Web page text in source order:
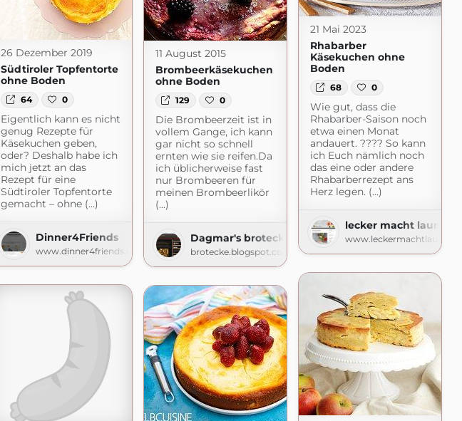
21 Mai 2023
Rhabarber
Käsekuchen ohne
Boden
68 0
Wie gut, dass die
Rhabarber-Saison noch
etwa einen Monat
andauert. ???? So kann
ich Euch nämlich noch
das eine oder andere
Rhabarberrezept ans
Herz legen. (...)
lecker macht laune
www.leckermachtlaune.de
26 Dezember 2019
Südtiroler Topfentorte
ohne Boden
64 0
Eigentlich kann es nicht
genug Rezepte für
Käsekuchen geben,
oder? Deshalb habe ich
mich jetzt an das
Rezept für eine
Südtiroler Topfentorte
gemacht – ohne (...)
Dinner4Friends
www.dinner4friends.de
11 August 2015
Brombeerkäsekuchen
ohne Boden
129 0
Die Brombeerzeit ist in
vollem Gange, ich kann
gar nicht so schnell
ernten wie sie reifen.Da
ich üblicherweise fast
nur Brombeeren für
meinen Brombeerlikör
(...)
Dagmar's brotecke
brotecke.blogspot.com